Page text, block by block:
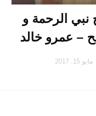
نبي الرحمة و
– عمرو خالد
مايو 15, 2017